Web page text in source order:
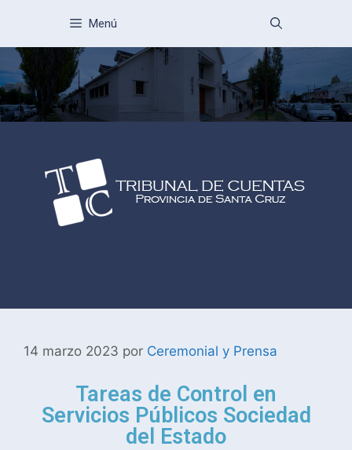
Menú
14 marzo 2023 por Ceremonial y Prensa
Tareas de Control en
Servicios Públicos Sociedad
del Estado